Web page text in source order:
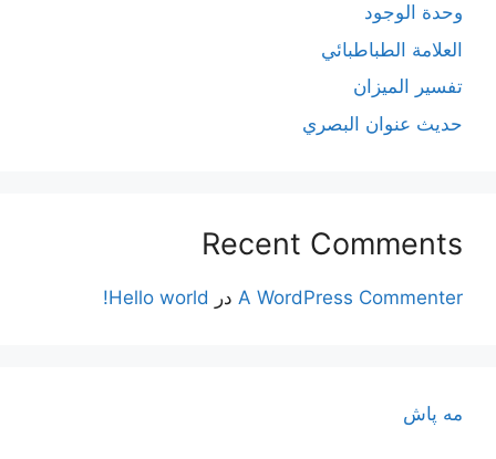
وحدة الوجود
العلامة الطباطبائي
تفسير الميزان
حديث عنوان البصري
Recent Comments
A WordPress Commenter در Hello world!
مه پاش